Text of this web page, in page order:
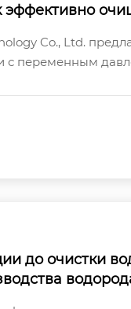
эффективно
Co., Ltd.
переменным
до очистки